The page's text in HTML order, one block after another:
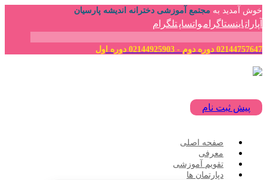
خوش آمدید به مجتمع آموزشی دخترانه اندیشه پارسیان
آپاراتاینستاگرامواتساپتلگرام
02144757647 دوره دوم - 02144925903 دوره اول
پیش ثبت نام
صفحه اصلی
معرفی
تقویم آموزشی
دپارتمان ها